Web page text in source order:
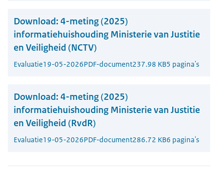
Download: 4-meting (2025)
informatiehuishouding Ministerie van Justitie
en Veiligheid (NCTV)
Evaluatie19-05-2026PDF-document237.98 KB5 pagina's
Download: 4-meting (2025)
informatiehuishouding Ministerie van Justitie
en Veiligheid (RvdR)
Evaluatie19-05-2026PDF-document286.72 KB6 pagina's